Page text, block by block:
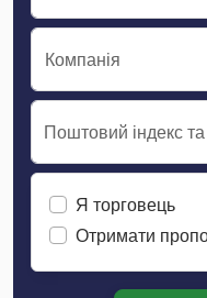
Компанія
Поштовий індекс
Я торговець
Отримати